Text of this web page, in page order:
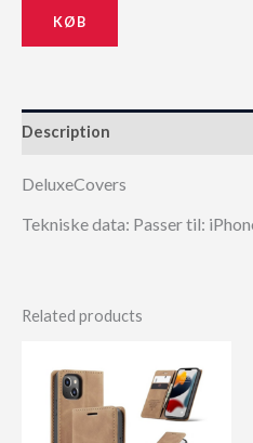
KØB
Description
DeluxeCovers
Tekniske data: Passer til:
Related products